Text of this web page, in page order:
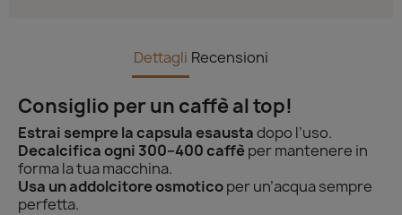
Dettagli Recensioni
Consiglio per un caffè al top!
Estrai sempre la capsula esaustadopo l’uso.
Decalcifica ogni 300–400 caffèper mantenere in
forma la tua macchina.
Usa un addolcitore osmoticoper un’acqua sempre
perfetta.